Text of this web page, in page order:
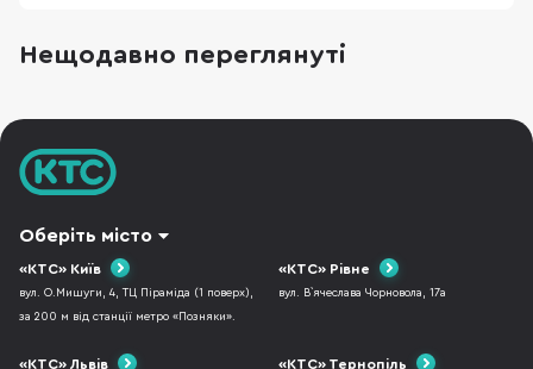
Нещодавно переглянуті
Оберіть місто
«КТС» Київ
вул. О.Мишуги, 4, ТЦ Піраміда (1 поверх),
за 200 м від станції метро «Позняки».
«КТС» Рівне
вул. В`ячеслава Чорновола, 17а
«КТС» Львів «КТС» Тернопіль